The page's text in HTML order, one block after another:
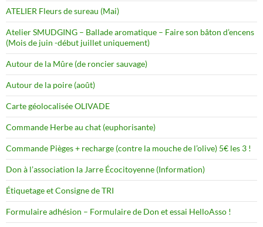
ATELIER Fleurs de sureau (Mai)
Atelier SMUDGING – Ballade aromatique – Faire son bâton d’encens
(Mois de juin -début juillet uniquement)
Autour de la Mûre (de roncier sauvage)
Autour de la poire (août)
Carte géolocalisée OLIVADE
Commande Herbe au chat (euphorisante)
Commande Pièges + recharge (contre la mouche de l’olive) 5€ les 3 !
Don à l’association la Jarre Écocitoyenne (Information)
Étiquetage et Consigne de TRI
Formulaire adhésion – Formulaire de Don et essai HelloAsso !